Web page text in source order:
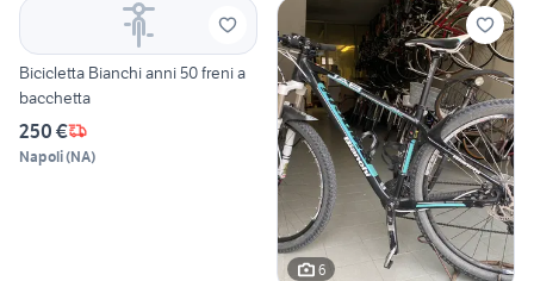
Bicicletta Bianchi anni 50 freni a
bacchetta
250 €
Napoli(NA)
6